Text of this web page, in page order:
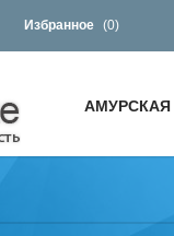
Избранное (0)